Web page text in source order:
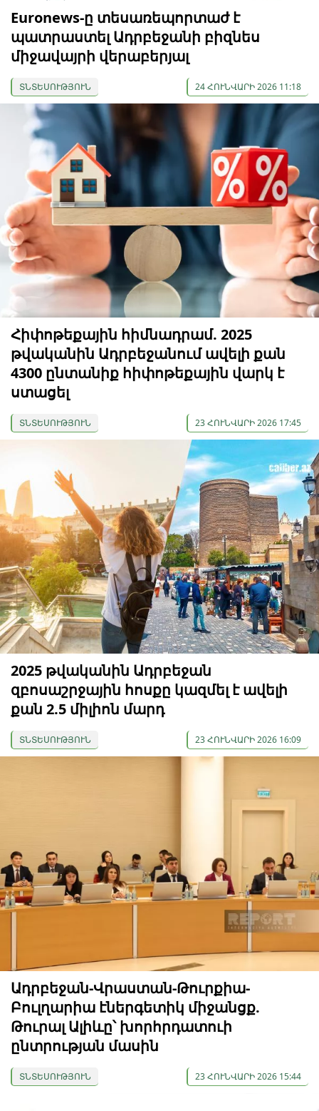
Euronews-ը տեսառեպորտաժ է
պատրաստել Ադրբեջանի բիզնես
միջավայրի վերաբերյալ
ՏՆՏԵՍՈՒԹՅՈՒՆ 24 ՀՈՒՆՎԱՐԻ 2026 11:18
Հիփոթեքային հիմնադրամ. 2025
թվականին Ադրբեջանում ավելի քան
4300 ընտանիք հիփոթեքային վարկ է
ստացել
ՏՆՏԵՍՈՒԹՅՈՒՆ 23 ՀՈՒՆՎԱՐԻ 2026 17:45
2025 թվականին Ադրբեջան
զբոսաշրջային հոսքը կազմել է ավելի
քան 2.5 միլիոն մարդ
ՏՆՏԵՍՈՒԹՅՈՒՆ 23 ՀՈՒՆՎԱՐԻ 2026 16:09
Ադրբեջան-Վրաստան-Թուրքիա-
Բուլղարիա էներգետիկ միջանցք.
Թուրալ Ալիևը՝ խորհրդատուի
ընտրության մասին
ՏՆՏԵՍՈՒԹՅՈՒՆ 23 ՀՈՒՆՎԱՐԻ 2026 15:44